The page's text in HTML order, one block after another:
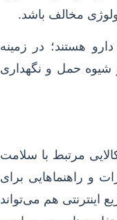
مخالف باشد.
هستند؛ در زمینه
و شیوه حمل و نگهداری
مرتبط با سلامت
و راهنماهایی برای
اینترنتی هم می‌تواند